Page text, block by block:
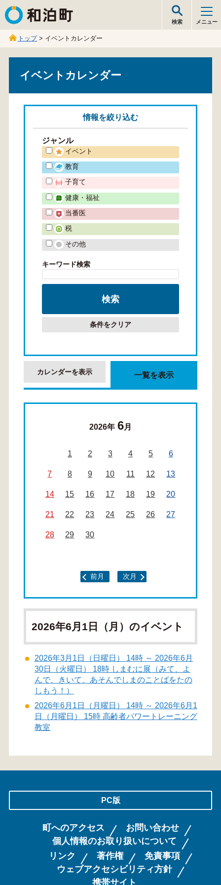
和泊町
検索 メニュー
トップ> イベントカレンダー
イベントカレンダー
情報を絞り込む
ジャンル
イベント
教育
子育て
健康・福祉
当番医
税
その他
キーワード検索
条件をクリア
カレンダーを表示 一覧を表示
2026年 6月
1 2 3 4 5 6
7 8 9 10 11 12 13
14 15 16 17 18 19 20
21 22 23 24 25 26 27
28 29 30
前月 次月
2026年6月1日（月）のイベント
2026年3月1日（日曜日） 14時 ～ 2026年6月
30日（火曜日） 18時 しまむに展（みて、よ
んで、きいて、あそんでしまのことばをたの
しもう！）
2026年6月1日（月曜日） 14時 ～ 2026年6月1
日（月曜日） 15時 高齢者パワートレーニング
教室
PC版
町へのアクセス
お問い合わせ
個人情報のお取り扱いについて
リンク
著作権
免責事項
ウェブアクセシビリティ方針
携帯サイト